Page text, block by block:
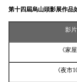
第十四屆烏山頭影展作品
影片
《家屋
《夜市